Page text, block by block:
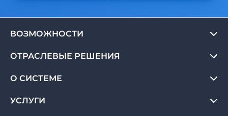
ВОЗМОЖНОСТИ
ОТРАСЛЕВЫЕ РЕШЕНИЯ
О СИСТЕМЕ
УСЛУГИ